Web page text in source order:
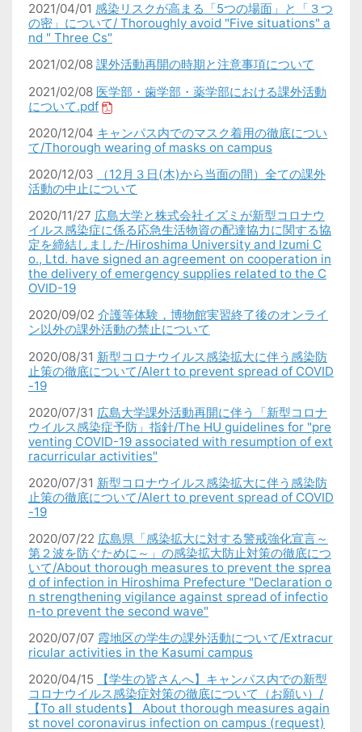
2021/04/01 感染リスクが高まる「5つの場面」と「３つ
の密」について/ Thoroughly avoid "Five situations" a
nd " Three Cs"
2021/02/08 課外活動再開の時期と注意事項について
2021/02/08 医学部・歯学部・薬学部における課外活動
について.pdf
2020/12/04 キャンパス内でのマスク着用の徹底につい
て/Thorough wearing of masks on campus
2020/12/03
（12月３日(木)から当面の間）全ての課外
活動の中止について
2020/11/27 広島大学と株式会社イズミが新型コロナウ
イルス感染症に係る応急生活物資の配達協力に関する協
定を締結しました/Hiroshima University and Izumi C
o., Ltd. have signed an agreement on cooperation in
the delivery of emergency supplies related to the C
OVID-19
2020/09/02 介護等体験，博物館実習終了後のオンライ
ン以外の課外活動の禁止について
2020/08/31 新型コロナウイルス感染拡大に伴う感染防
止策の徹底について/Alert to prevent spread of COVID
-19
2020/07/31 広島大学課外活動再開に伴う「新型コロナ
ウイルス感染症予防」指針/The HU guidelines for "pre
venting COVID-19 associated with resumption of ext
racurricular activities"
2020/07/31 新型コロナウイルス感染拡大に伴う感染防
止策の徹底について/Alert to prevent spread of COVID
-19
2020/07/22 広島県「感染拡大に対する警戒強化宣言～
第２波を防ぐために～」の感染拡大防止対策の徹底につ
いて/About thorough measures to prevent the sprea
d of infection in Hiroshima Prefecture "Declaration o
n strengthening vigilance against spread of infectio
n-to prevent the second wave"
2020/07/07 霞地区の学生の課外活動について/Extracur
ricular activities in the Kasumi campus
2020/04/15
【学生の皆さんへ】キャンパス内での新型
コロナウイルス感染症対策の徹底について（お願い）/
【To all students】 About thorough measures again
st novel coronavirus infection on campus (request)